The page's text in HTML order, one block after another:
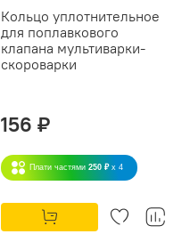
Кольцо уплотнительное
для поплавкового
клапана мультиварки-
скороварки
156 ₽
Плати частями 250 ₽ x 4